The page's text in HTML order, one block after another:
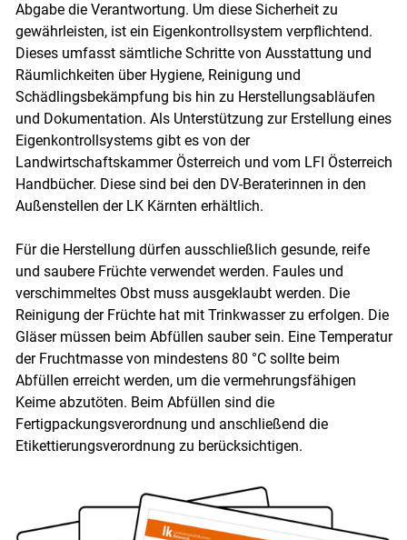
Skip to main content
Abgabe die Verantwortung. Um diese Sicherheit zu
gewährleisten, ist ein Eigenkontrollsystem verpflichtend.
Dieses umfasst sämtliche Schritte von Ausstattung und
Räumlichkeiten über Hygiene, Reinigung und
Schädlingsbekämpfung bis hin zu Herstellungsabläufen
und Dokumentation. Als Unterstützung zur Erstellung eines
Eigenkontrollsystems gibt es von der
Landwirtschaftskammer Österreich und vom LFI Österreich
Handbücher. Diese sind bei den DV-Beraterinnen in den
Außenstellen der LK Kärnten erhältlich.
Für die Herstellung dürfen ausschließlich gesunde, reife
und saubere Früchte verwendet werden. Faules und
verschimmeltes Obst muss ausgeklaubt werden. Die
Reinigung der Früchte hat mit Trinkwasser zu erfolgen. Die
Gläser müssen beim Abfüllen sauber sein. Eine Temperatur
der Fruchtmasse von mindestens 80 °C sollte beim
Abfüllen erreicht werden, um die vermehrungsfähigen
Keime abzutöten. Beim Abfüllen sind die
Fertigpackungsverordnung und anschließend die
Etikettierungsverordnung zu berücksichtigen.